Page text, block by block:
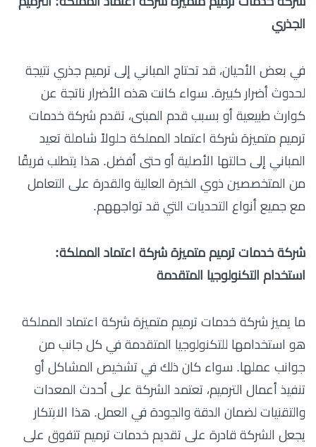
الجذري
في بعض الأحيان، قد تحتاج المباني إلى ترميم جذري نتيجة
لحدوث أضرار كبيرة. سواء كانت هذه الأضرار ناتجة عن
كوارث طبيعية أو بسبب قدم المبنى، تقدم شركة خدمات
ترميم متميزة شركة اعتماد المملكة حلولاً شاملة تعيد
المباني إلى حالتها الأصلية أو حتى أفضل. هذا يتطلب فريقًا
من المتخصصين ذوي الخبرة العالية والقدرة على التعامل
مع جميع أنواع التحديات التي قد تواجههم.
شركة خدمات ترميم متميزة شركة اعتماد المملكة:
استخدام التكنولوجيا المتقدمة
ما يميز شركة خدمات ترميم متميزة شركة اعتماد المملكة
هو استخدامها للتكنولوجيا المتقدمة في كل جانب من
جوانب عملها. سواء كان ذلك في تشخيص المشاكل أو
تنفيذ أعمال الترميم، تعتمد الشركة على أحدث المعدات
والتقنيات لضمان الدقة والجودة في العمل. هذا الابتكار
يجعل الشركة قادرة على تقديم خدمات ترميم تتفوق على